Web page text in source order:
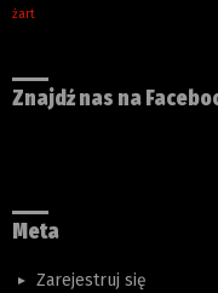
żart
Znajdź nas na
Meta
Zarejestruj się